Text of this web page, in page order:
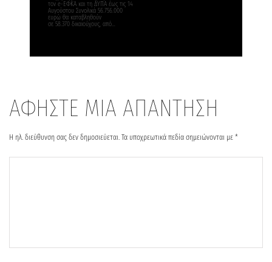
τον e-ΕΦΚΑ και τη ΔΥΠΑ έως τις 14
Αυγούστου Συνολικά 56.756.000
ευρώ θα καταβληθούν
σε 58.370 δικαιούχους, από…
ΑΦΗΣΤΕ ΜΙΑ ΑΠΑΝΤΗΣΗ
Η ηλ. διεύθυνση σας δεν δημοσιεύεται. Τα υποχρεωτικά πεδία σημειώνονται με *